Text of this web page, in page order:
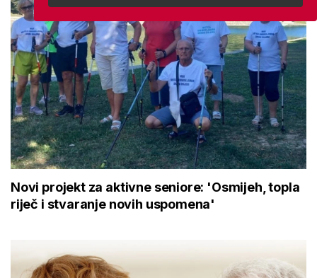
Novi projekt za aktivne seniore: 'Osmijeh, topla
riječ i stvaranje novih uspomena'